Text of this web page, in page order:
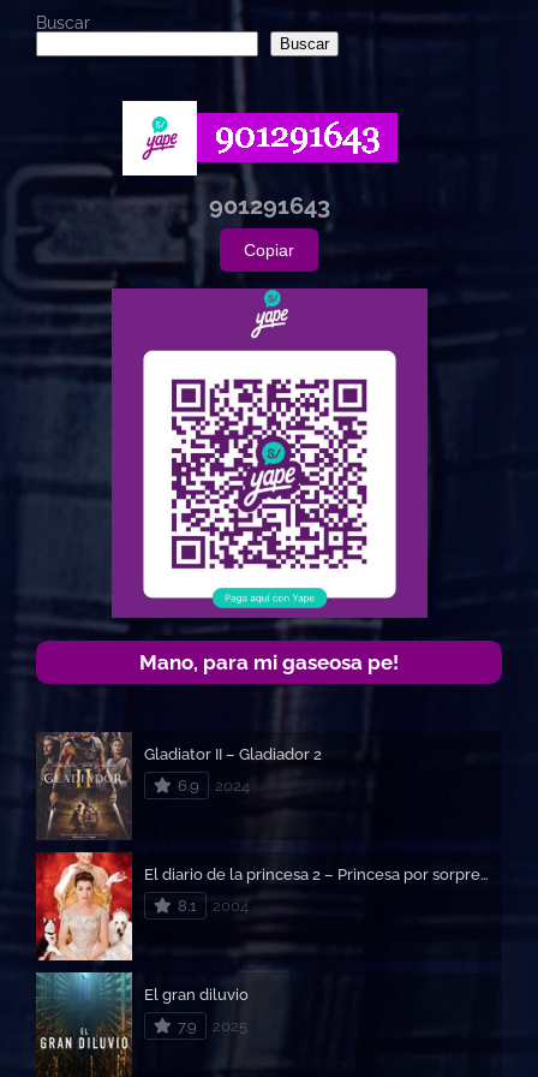
Buscar
Buscar
901291643
Copiar
Mano, para mi gaseosa pe!
Gladiator II – Gladiador 2
6.9
2024
El diario de la princesa 2 – Princesa por sorpresa 2
8.1
2004
El gran diluvio
7.9
2025